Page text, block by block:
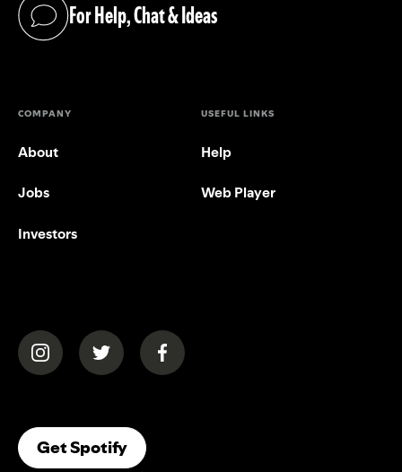
For Help, Chat & Ideas
(opens in a new tab)
COMPANY
About
Jobs
Investors
USEFUL LINKS
Help
Web Player
(opens in a new tab)(opens in a new tab)(opens in a new tab)
Get Spotify(opens In A New Tab)